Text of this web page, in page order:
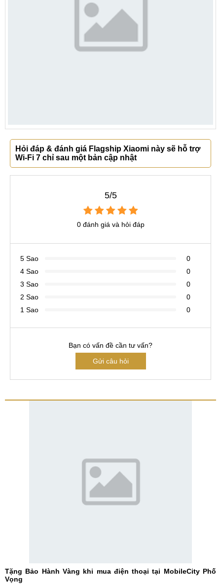
Hỏi đáp & đánh giá Flagship Xiaomi này sẽ hỗ trợ
Wi-Fi 7 chỉ sau một bản cập nhật
5/5
0 đánh giá và hỏi đáp
5 Sao
0
4 Sao
0
3 Sao
0
2 Sao
0
1 Sao
0
Bạn có vấn đề cần tư vấn?
Gửi câu hỏi
Tặng Bảo Hành Vàng khi mua điện thoại tại MobileCity Phố
Vọng